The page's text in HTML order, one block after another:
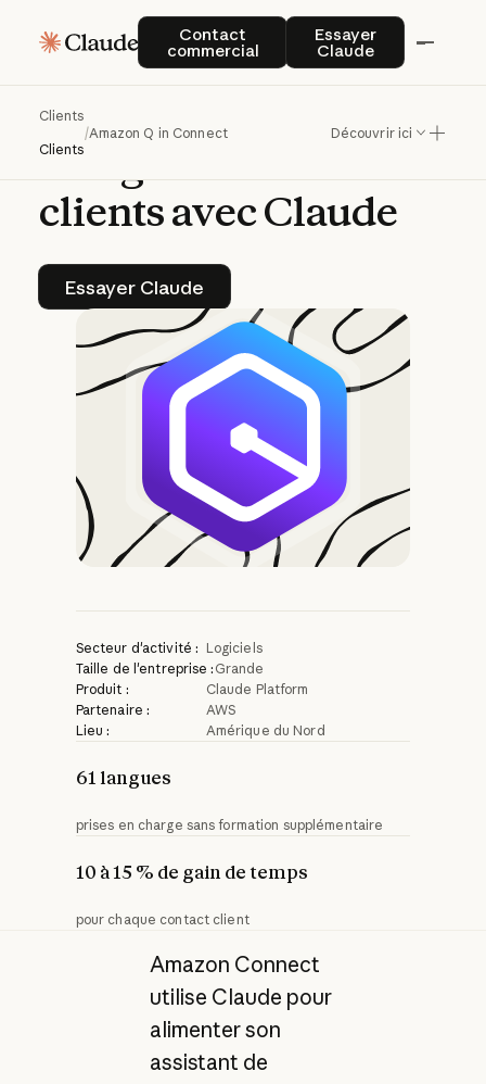
Contact
commercial
Contact commercial
Essayer
Claude
Essayer Claude
Clients
Clients
/Amazon Q in Connect Découvrir ici
AmazonQin
Connecttransforme
leserviceclient
pour
les
clientsavecClaude
Essayer Claude
Essayer Claude
Secteur d'activité : Logiciels
Taille de l'entreprise : Grande
Produit :
Claude Platform
Partenaire :
AWS
Lieu :
Amérique du Nord
61 langues
prises en charge sans formation supplémentaire
10 à 15 % de gain de temps
pour chaque contact client
Amazon Connect
utilise Claude pour
alimenter son
assistant de